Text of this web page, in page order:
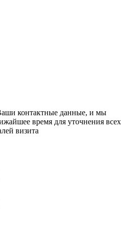
контактные данные, и мы
время для уточнения всех
визита